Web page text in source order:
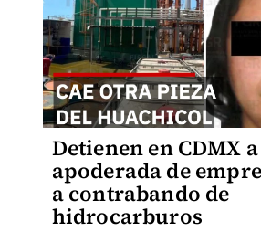
Detienen en CDMX a
apoderada de
a contrabando de
hidrocarburos